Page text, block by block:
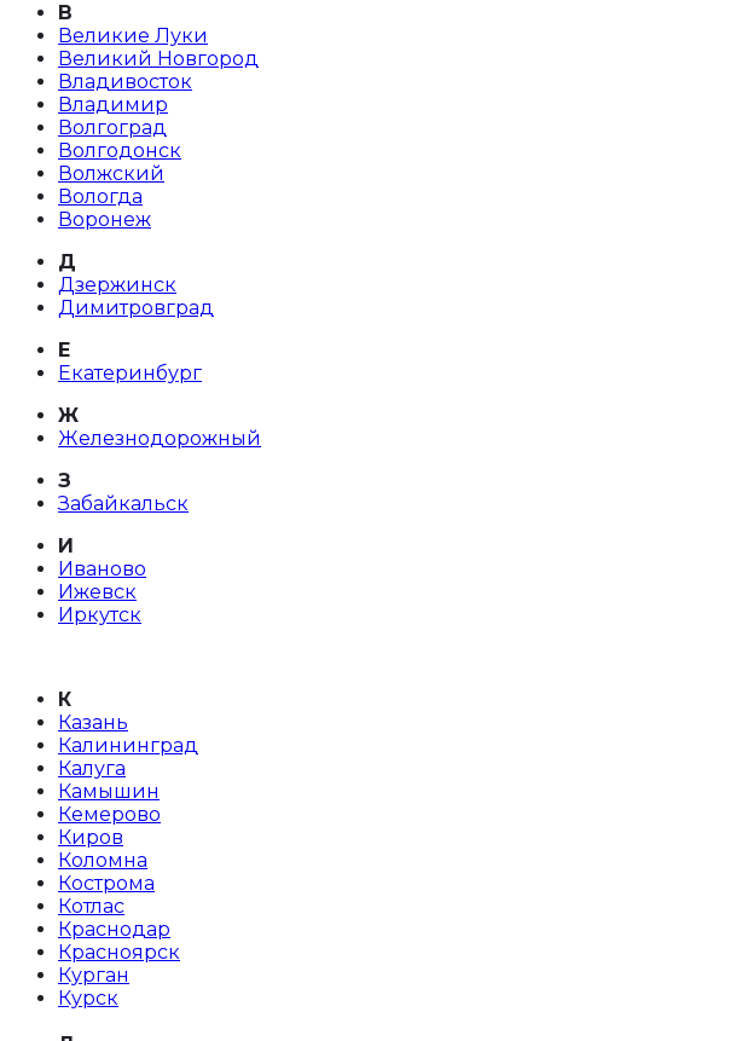
В
Великие Луки
Великий Новгород
Владивосток
Владимир
Волгоград
Волгодонск
Волжский
Вологда
Воронеж
Д
Дзержинск
Димитровград
Е
Екатеринбург
Ж
Железнодорожный
З
Забайкальск
И
Иваново
Ижевск
Иркутск
К
Казань
Калининград
Калуга
Камышин
Кемерово
Киров
Коломна
Кострома
Котлас
Краснодар
Красноярск
Курган
Курск